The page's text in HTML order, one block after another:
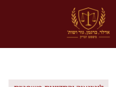
לדלג
לתוכן